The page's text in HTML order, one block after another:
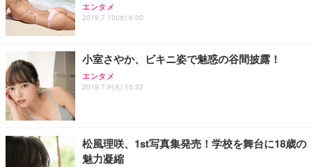
エンタメ
2019.7.10(水) 6:00
小室さやか、ビキニ姿で魅惑の谷間披露！
エンタメ
2019.7.9(火) 15:32
松風理咲、1st写真集発売！学校を舞台に18歳の
魅力凝縮